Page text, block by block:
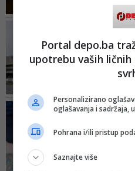
Portal depo.ba
upotrebu vaših
Personalizirano
oglašavanja i sadržaja,
Pohrana i/ili pristup
Saznajte više